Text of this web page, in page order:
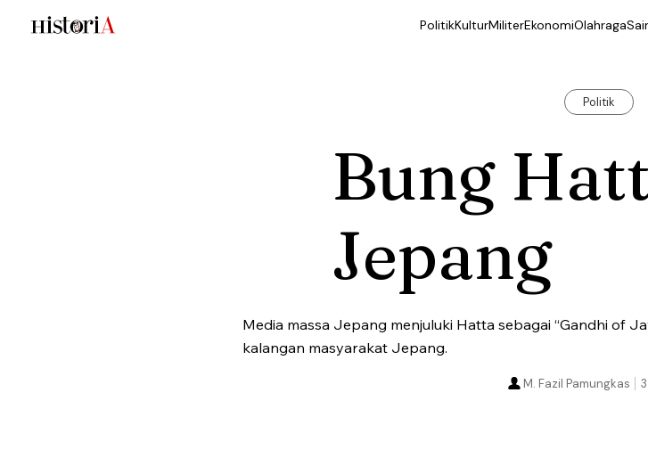
PolitikKulturMiliterEkonomiOlahraga
Politik
Bung
Jepang
Media massa Jepang menjuluki Hatta sebagai “Gandhi of
kalangan masyarakat Jepang.
M. Fazil Pamungkas